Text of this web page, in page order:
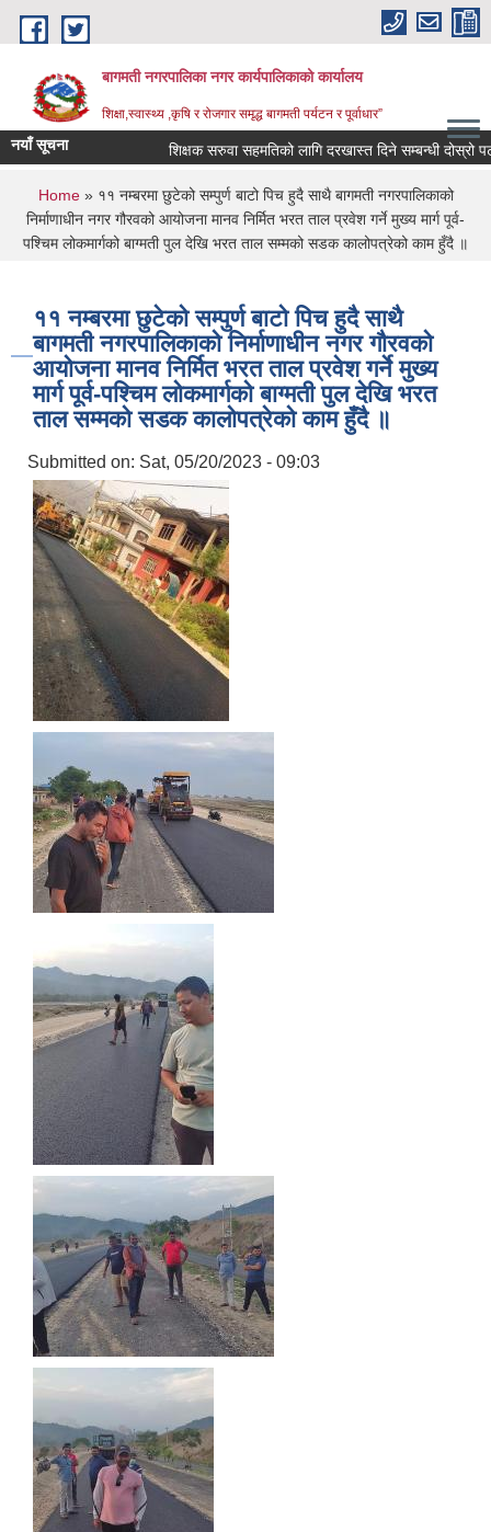
Skip to main content
बागमती नगरपालिका नगर कार्यपालिकाको कार्यालय
शिक्षा,स्वास्थ्य ,कृषि र रोजगार समृद्ध बागमती पर्यटन र पूर्वाधार”
नयाँ सूचना शिक्षक सरुवा सहमतिको लागि दरखास्त दिने सम्बन्धी दोस्रो
You are here
Home» ११ नम्बरमा छुटेको सम्पुर्ण बाटो पिच हुदै साथै बागमती नगरपालिकाको
निर्माणाधीन नगर गौरवको आयोजना मानव निर्मित भरत ताल प्रवेश गर्ने मुख्य मार्ग पूर्व-
पश्चिम लोकमार्गको बाग्मती पुल देखि भरत ताल सम्मको सडक कालोपत्रेको काम हुँदै ॥
११ नम्बरमा छुटेको सम्पुर्ण बाटो पिच हुदै साथै
बागमती नगरपालिकाको निर्माणाधीन नगर गौरवको
आयोजना मानव निर्मित भरत ताल प्रवेश गर्ने मुख्य
मार्ग पूर्व-पश्चिम लोकमार्गको बाग्मती पुल देखि भरत
ताल सम्मको सडक कालोपत्रेको काम हुँदै ॥
Submitted on: Sat, 05/20/2023 - 09:03